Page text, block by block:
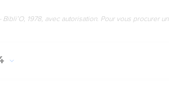
1978, avec autorisation. Pour vous procurer